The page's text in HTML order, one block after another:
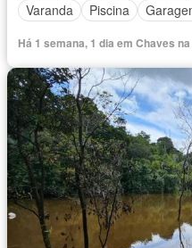
Varanda
Piscina
Há 1 semana, 1 dia em Chaves